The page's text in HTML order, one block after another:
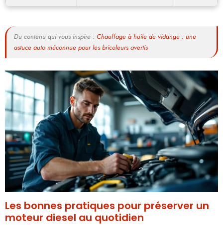
Du contenu qui vous inspire : Chauffage à huile de vidange : une
astuce auto méconnue pour les bricoleurs avertis
Les bonnes pratiques pour préserver un
moteur diesel au quotidien